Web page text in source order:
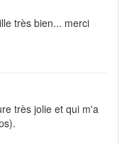
très bien... merci
très jolie et qui m'a